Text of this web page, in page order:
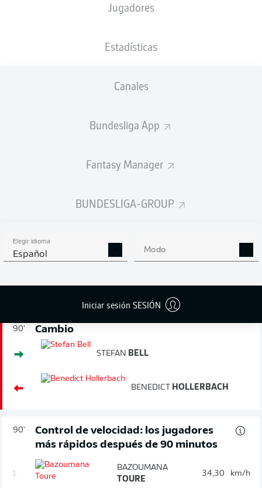
Jugadores
Estadísticas
Canales
Bundesliga App
Fantasy Manager
BUNDESLIGA-GROUP
Elegir idioma
Español Modo
Iniciar sesión SESIÓN
MEWA ARENA
Anuncio
90'+ 5 Tarjeta amarilla
NADIEMAMIRI
90' Cambio
STEFAN BELL
BENEDICT HOLLERBACH
90'
Control de velocidad: los jugadores
más rápidos después de 90 minutos
1.
BAZOUMANA
TOURE
34,30 km/h